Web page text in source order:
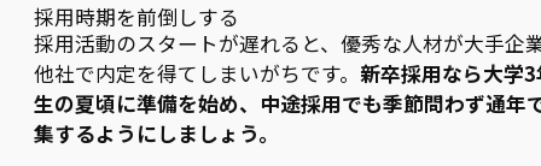
採用時期を前倒しする
採用活動のスタートが遅れると、優秀な人材が大手企
他社で内定を得てしまいがちです。 新卒採用なら大学
生の夏頃に準備を始め、中途採用でも季節問わず通年
集するようにしましょう。